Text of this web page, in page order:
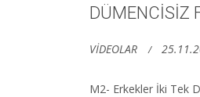
DÜMENCİSİZ
VİDEOLAR
M2- Erkekler İki Tek